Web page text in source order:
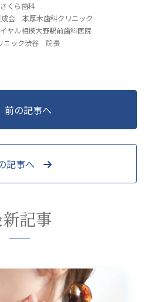
くら歯科
会 本厚木歯科クリニック
ル相模大野駅前歯科医院
ニック渋谷 院長
前の記事へ
記事へ
記事